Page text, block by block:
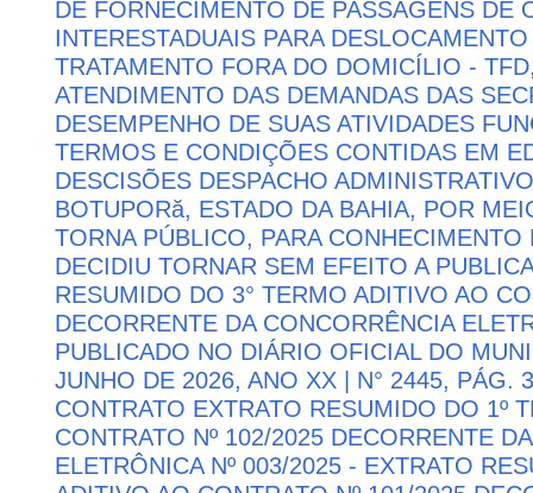
DE FORNECIMENTO DE PASSAGENS DE
INTERESTADUAIS PARA
TRATAMENTO FORA DO DOMICÍLIO -
ATENDIMENTO DAS DEMANDAS DAS
DESEMPENHO DE SUAS ATIVIDADES
TERMOS E CONDIÇÕES CONTIDAS EM
DESCISÕES DESPACHO
BOTUPORă, ESTADO DA BAHIA, POR
TORNA PÚBLICO, PARA
DECIDIU TORNAR SEM EFEITO A
RESUMIDO DO 3° TERMO ADITIVO AO
DECORRENTE DA CONCORRÊNCIA
PUBLICADO NO DIÁRIO OFICIAL DO
JUNHO DE 2026, ANO XX | N° 2445, PÁG.
CONTRATO EXTRATO RESUMIDO DO 1º
CONTRATO Nº 102/2025 DECORRENTE
ELETRÔNICA Nº 003/2025 - EXTRATO